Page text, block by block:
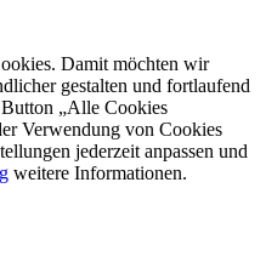
Damit möchten wir
gestalten und fortlaufend
„Alle Cookies
Verwendung von Cookies
jederzeit anpassen und
weitere Informationen.